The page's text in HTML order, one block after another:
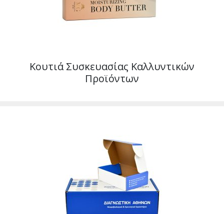
Κουτιά Συσκευασίας Καλλυντικών
Προϊόντων